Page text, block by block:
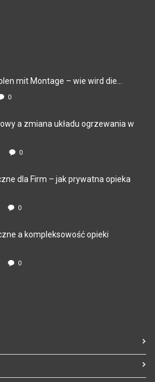
mit Montage – wie wird die...
0
a zmiana układu ogrzewania w
0
dla Firm – jak prywatna opieka
0
a kompleksowość opieki
0